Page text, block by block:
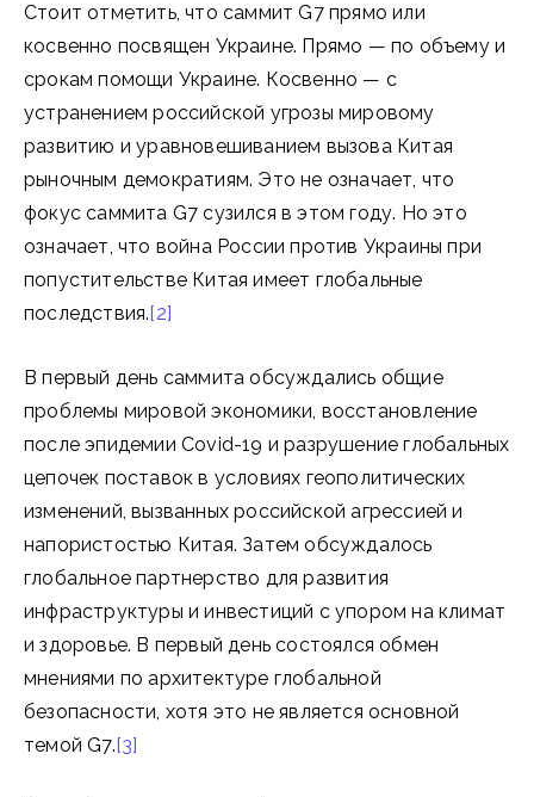
Стоит отметить, что саммит G7 прямо или
косвенно посвящен Украине. Прямо — по объему и
срокам помощи Украине. Косвенно — с
устранением российской угрозы мировому
развитию и уравновешиванием вызова Китая
рыночным демократиям. Это не означает, что
фокус саммита G7 сузился в этом году. Но это
означает, что война России против Украины при
попустительстве Китая имеет глобальные
последствия.[2]
В первый день саммита обсуждались общие
проблемы мировой экономики, восстановление
после эпидемии Covid-19 и разрушение глобальных
цепочек поставок в условиях геополитических
изменений, вызванных российской агрессией и
напористостью Китая. Затем обсуждалось
глобальное партнерство для развития
инфраструктуры и инвестиций с упором на климат
и здоровье. В первый день состоялся обмен
мнениями по архитектуре глобальной
безопасности, хотя это не является основной
темой G7.[3]